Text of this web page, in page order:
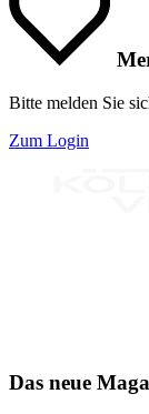
Bitte melden Sie
Zum Login
Das neue